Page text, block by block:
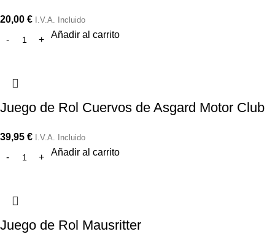
20,00 € I.V.A. Incluido
Añadir al carrito
Juego de Rol Cuervos de Asgard Motor Club
39,95 € I.V.A. Incluido
Añadir al carrito
Juego de Rol Mausritter